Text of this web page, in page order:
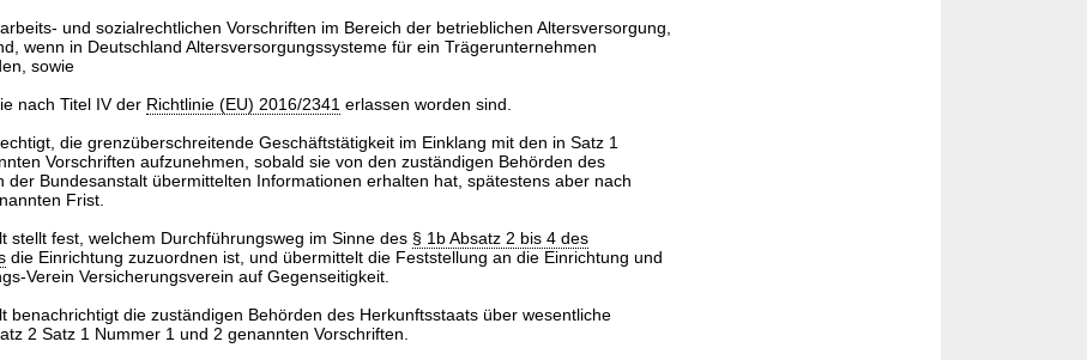
und sozialrechtlichen Vorschriften im Bereich der betrieblichen Altersversorgung,
wenn in Deutschland Altersversorgungssysteme für ein Trägerunternehmen
sowie
nach Titel IV der Richtlinie (EU) 2016/2341 erlassen worden sind.
die grenzüberschreitende Geschäftstätigkeit im Einklang mit den in Satz 1
Vorschriften aufzunehmen, sobald sie von den zuständigen Behörden des
der Bundesanstalt übermittelten Informationen erhalten hat, spätestens aber nach
Frist.
stellt fest, welchem Durchführungsweg im Sinne des § 1b Absatz 2 bis 4 des
die Einrichtung zuzuordnen ist, und übermittelt die Feststellung an die Einrichtung und
Verein Versicherungsverein auf Gegenseitigkeit.
benachrichtigt die zuständigen Behörden des Herkunftsstaats über wesentliche
2 Satz 1 Nummer 1 und 2 genannten Vorschriften.